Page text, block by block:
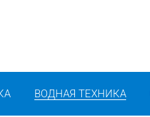
ВОДНАЯ ТЕХНИКА